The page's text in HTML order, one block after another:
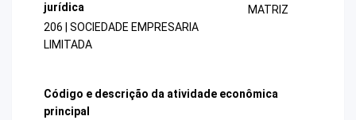
jurídica
206 | SOCIEDADE EMPRESARIA
LIMITADA
MATRIZ
Código e descrição da atividade econômica
principal